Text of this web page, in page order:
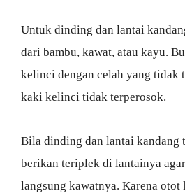
Untuk dinding dan lantai
dari bambu, kawat, atau kayu.
kelinci dengan celah yang tidak
kaki kelinci tidak terperosok.
Bila dinding dan lantai kandang
berikan teriplek di lantainya
langsung kawatnya. Karena